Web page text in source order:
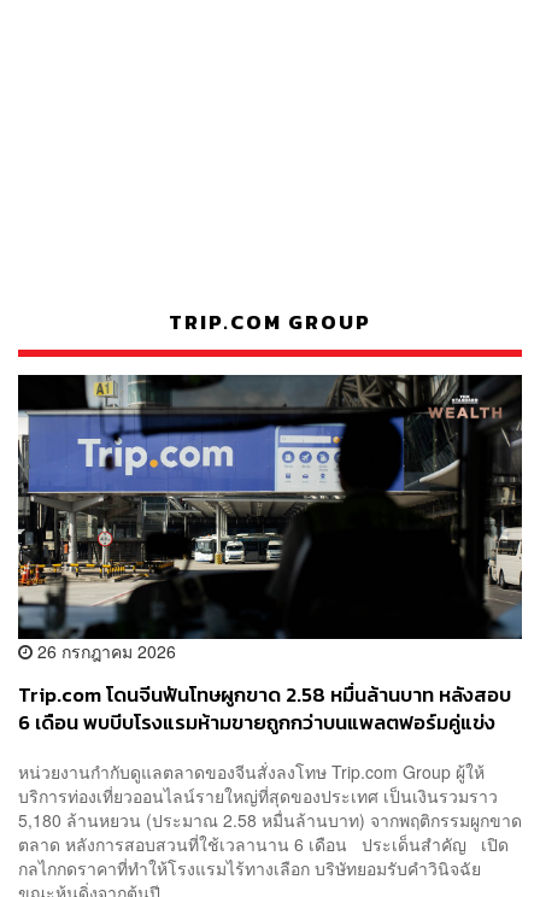
TRIP.COM GROUP
26 กรกฎาคม 2026
Trip.com โดนจีนฟันโทษผูกขาด 2.58 หมื่นล้านบาท หลังสอบ
6 เดือน พบบีบโรงแรมห้ามขายถูกกว่าบนแพลตฟอร์มคู่แข่ง
หน่วยงานกำกับดูแลตลาดของจีนสั่งลงโทษ Trip.com Group ผู้ให้
บริการท่องเที่ยวออนไลน์รายใหญ่ที่สุดของประเทศ เป็นเงินรวมราว
5,180 ล้านหยวน (ประมาณ 2.58 หมื่นล้านบาท) จากพฤติกรรมผูกขาด
ตลาด หลังการสอบสวนที่ใช้เวลานาน 6 เดือน ประเด็นสำคัญ เปิด
กลไกกดราคาที่ทำให้โรงแรมไร้ทางเลือก บริษัทยอมรับคำวินิจฉัย